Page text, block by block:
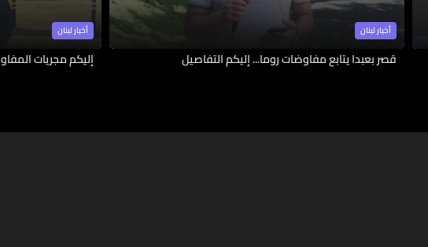
أخبار لبنان
قصر بعبدا يتابع مفاوضات روما... إليكم التفاصيل
أخبار لبنان
إليكم مجريات